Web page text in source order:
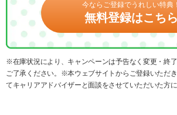
今ならご登録でうれしい特典！
無料登録はこちら
※在庫状況により、キャンペーンは予告なく変更・終了
ご了承ください。※本ウェブサイトからご登録いただ
てキャリアアドバイザーと面談をさせていただいた方に